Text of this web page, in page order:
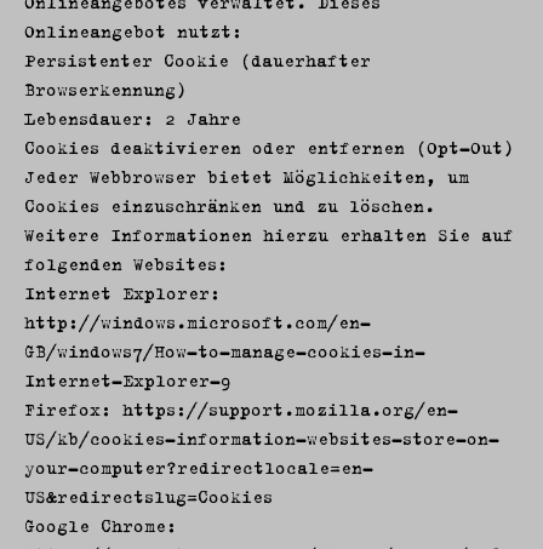
Onlineangebot nutzt:
Persistenter Cookie (dauerhafter
Browserkennung)
Lebensdauer: 2 Jahre
Cookies deaktivieren oder entfernen (Opt-Out)
Jeder Webbrowser bietet Möglichkeiten, um
Cookies einzuschränken und zu löschen.
Weitere Informationen hierzu erhalten Sie auf
folgenden Websites:
Internet Explorer:
http://windows.microsoft.com/en-
GB/windows7/How-to-manage-cookies-in-
Internet-Explorer-9
Firefox: https://support.mozilla.org/en-
US/kb/cookies-information-websites-store-on-
your-computer?redirectlocale=en-
US&redirectslug=Cookies
Google Chrome: